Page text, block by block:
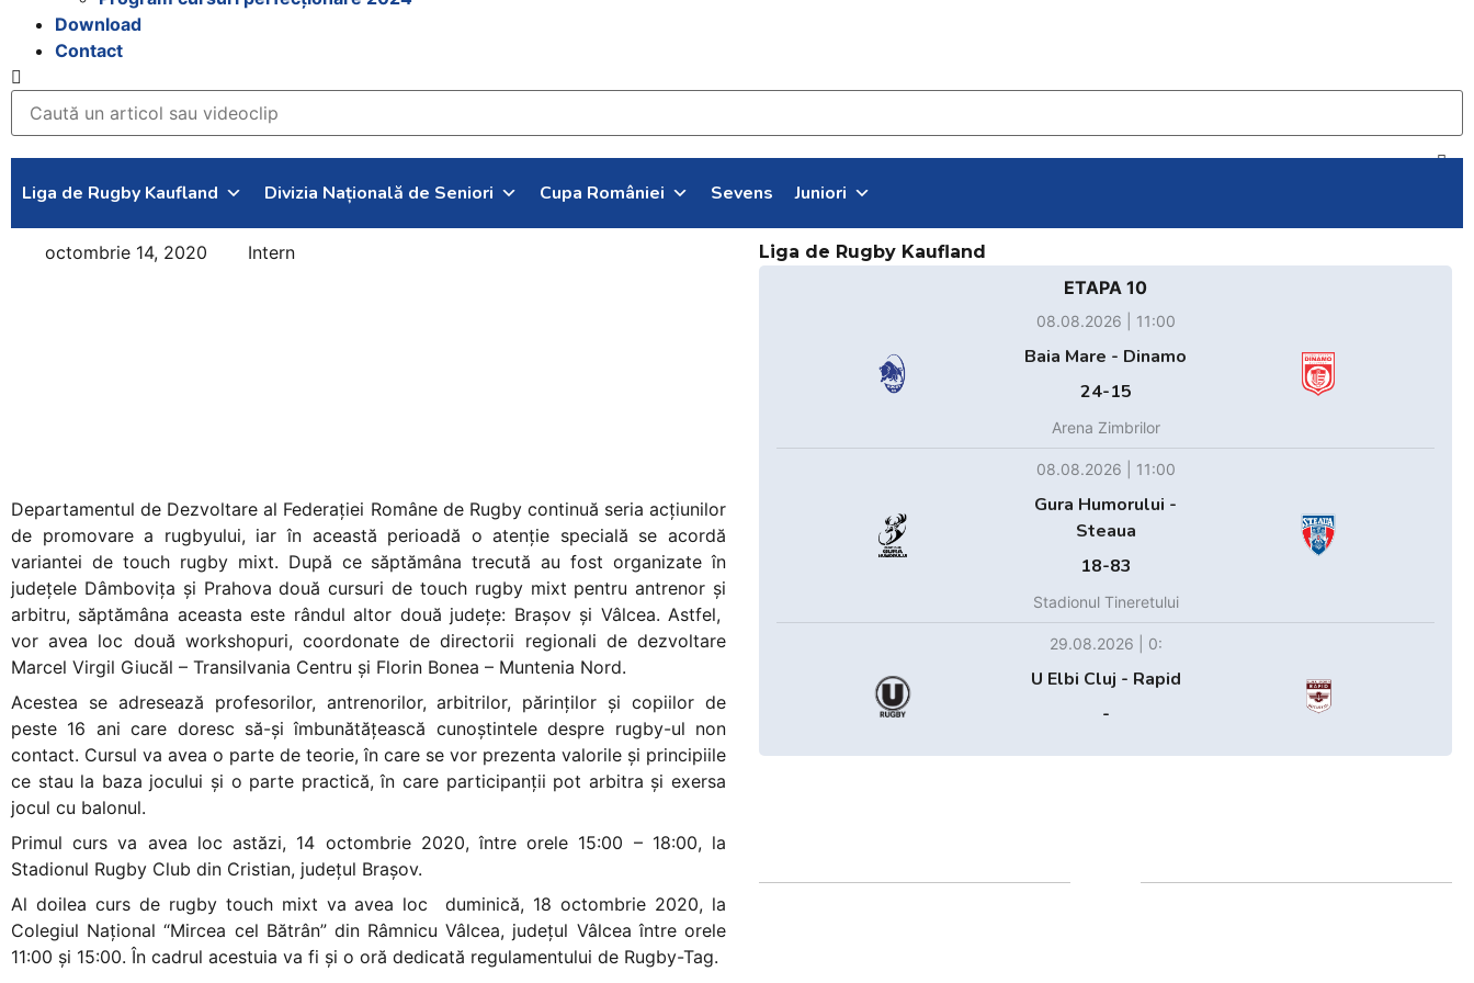
Download
Contact
Liga de Rugby Kaufland Divizia Națională de Seniori Cupa României Sevens Juniori
octombrie 14, 2020 Intern
Departamentul de Dezvoltare al Federației Române de Rugby continuă seria acțiunilor
de promovare a rugbyului, iar în această perioadă o atenție specială se acordă
variantei de touch rugby mixt. După ce săptămâna trecută au fost organizate în
județele Dâmbovița și Prahova două cursuri de touch rugby mixt pentru antrenor și
arbitru, săptămâna aceasta este rândul altor două județe: Brașov și Vâlcea. Astfel,
vor avea loc două workshopuri, coordonate de directorii regionali de dezvoltare
Marcel Virgil Giucăl – Transilvania Centru și Florin Bonea – Muntenia Nord.
Acestea se adresează profesorilor, antrenorilor, arbitrilor, părinților și copiilor de
peste 16 ani care doresc să-și îmbunătățească cunoștintele despre rugby-ul non
contact. Cursul va avea o parte de teorie, în care se vor prezenta valorile și principiile
ce stau la baza jocului și o parte practică, în care participanții pot arbitra și exersa
jocul cu balonul.
Primul curs va avea loc astăzi, 14 octombrie 2020, între orele 15:00 – 18:00, la
Stadionul Rugby Club din Cristian, județul Brașov.
Al doilea curs de rugby touch mixt va avea loc duminică, 18 octombrie 2020, la
Colegiul Național “Mircea cel Bătrân” din Râmnicu Vâlcea, județul Vâlcea între orele
11:00 și 15:00. În cadrul acestuia va fi și o oră dedicată regulamentului de Rugby-Tag.
Liga de Rugby Kaufland
ETAPA 10
08.08.2026 | 11:00
Baia Mare - Dinamo
24-15
Arena Zimbrilor
08.08.2026 | 11:00
Gura Humorului -
Steaua
18-83
Stadionul Tineretului
29.08.2026 | 0:
U Elbi Cluj - Rapid
-